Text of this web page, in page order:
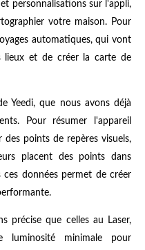
personnalisations sur l'appli,
votre maison. Pour
automatiques, qui vont
lieux et de créer la carte de
Yeedi, que nous avons déjà
Pour résumer l'appareil
points de repères visuels,
placent des points dans
ces données permet de créer
précise que celles au Laser,
luminosité minimale pour